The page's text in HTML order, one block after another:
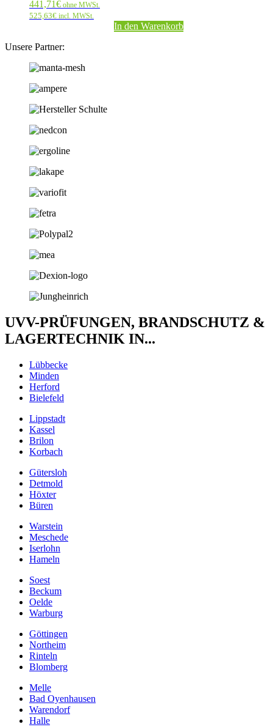
441,71€ ohne MWSt.
525,63€ incl. MWSt.
In den Warenkorb
Unsere Partner:
UVV-PRÜFUNGEN, BRANDSCHUTZ &
LAGERTECHNIK IN...
Lübbecke
Minden
Herford
Bielefeld
Lippstadt
Kassel
Brilon
Korbach
Gütersloh
Detmold
Höxter
Büren
Warstein
Meschede
Iserlohn
Hameln
Soest
Beckum
Oelde
Warburg
Göttingen
Northeim
Rinteln
Blomberg
Melle
Bad Oyenhausen
Warendorf
Halle